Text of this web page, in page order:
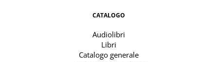
CATALOGO
Audiolibri
Libri
Catalogo generale